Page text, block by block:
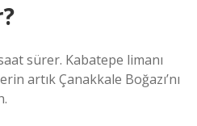
sürer. Kabatepe limanı
artık Çanakkale Boğazı’nı